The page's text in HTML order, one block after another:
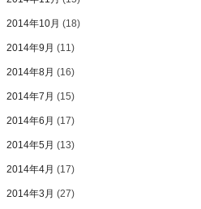
2014年10月 (18)
2014年9月 (11)
2014年8月 (16)
2014年7月 (15)
2014年6月 (17)
2014年5月 (13)
2014年4月 (17)
2014年3月 (27)